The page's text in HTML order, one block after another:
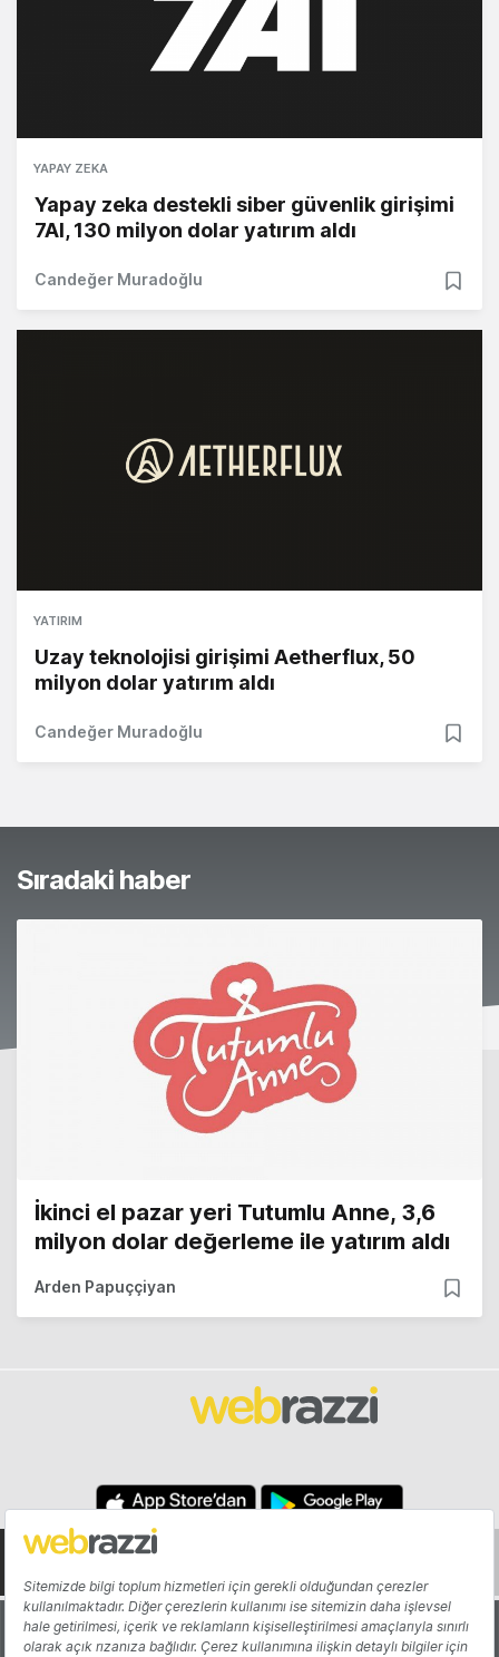
YAPAY ZEKA
Yapay zeka destekli siber güvenlik girişimi
7AI, 130 milyon dolar yatırım aldı
Candeğer Muradoğlu
YATIRIM
Uzay teknolojisi girişimi Aetherflux, 50
milyon dolar yatırım aldı
Candeğer Muradoğlu
Sıradaki haber
İkinci el pazar yeri Tutumlu Anne, 3,6
milyon dolar değerleme ile yatırım aldı
Arden Papuççiyan
Hakkında Yazarlar